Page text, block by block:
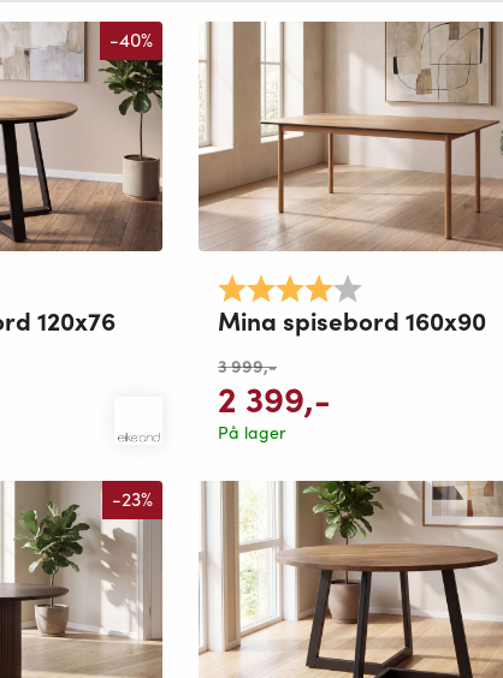
-40%
120x76
Karakter:
Mina spisebord 160x90
3 999,-
2 399,-
På lager
-23%